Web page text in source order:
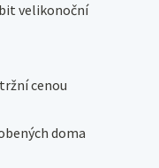
velikonoční
cenou
doma